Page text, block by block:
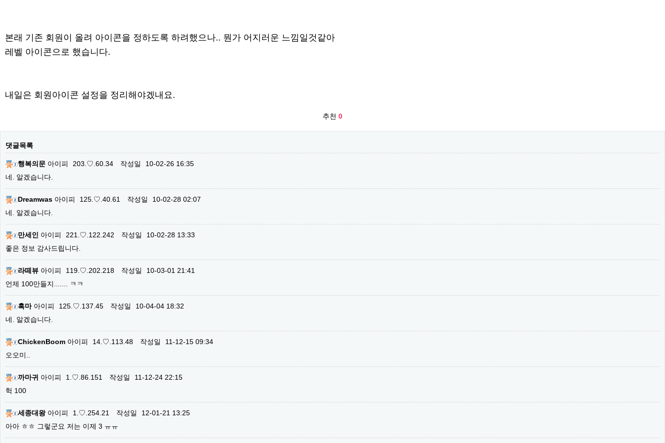
본래 기존 회원이 올려 아이콘을 정하도록 하려했으나.. 뭔가 어지러운 느낌일것같아
레벨 아이콘으로 했습니다.
내일은 회원아이콘 설정을 정리해야겠내요.
추천 0
댓글목록
행복의문 아이피 203.♡.60.34 작성일
10-02-26 16:35
네. 알겠습니다.
Dreamwas 아이피 125.♡.40.61 작성일
10-02-28 02:07
네. 알겠습니다.
만세인 아이피 221.♡.122.242 작성일
10-02-28 13:33
좋은 정보 감사드립니다.
라떼뷰 아이피 119.♡.202.218 작성일
10-03-01 21:41
언제 100만들지....... ㅋㅋ
흑마아이피 125.♡.137.45 작성일
10-04-04 18:32
네. 알겠습니다.
ChickenBoom 아이피 14.♡.113.48 작성일
11-12-15 09:34
오오미..
까마귀 아이피 1.♡.86.151 작성일
11-12-24 22:15
헉 100
세종대왕아이피 1.♡.254.21 작성일
12-01-21 13:25
아아 ㅎㅎ 그렇군요 저는 이제 3 ㅠㅠ